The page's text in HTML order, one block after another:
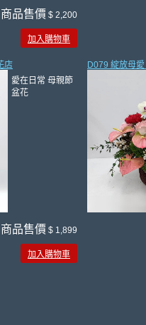
商品售價 $ 2,200
加入購物車
店
愛在日常 母親節
盆花
商品售價 $ 1,899
加入購物車
D079 綻放母